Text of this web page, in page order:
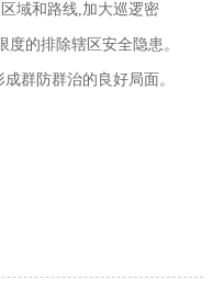
域和路线,加大巡逻密
的排除辖区安全隐患。
群防群治的良好局面。